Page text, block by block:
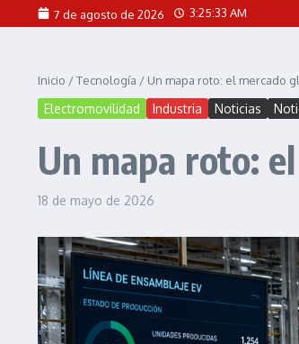
Saltar al contenido7 de agosto de 2026 3:25:35 AM
Inicio /Tecnología / Un mapa roto: el mercado
Electromovilidad Industria Noticias
Un mapa roto:
18 de mayo de 2026